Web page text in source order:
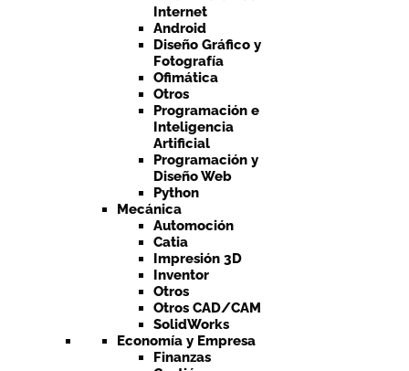
Internet
Android
Diseño Gráfico y
Fotografía
Ofimática
Otros
Programación e
Inteligencia
Artificial
Programación y
Diseño Web
Python
Mecánica
Automoción
Catia
Impresión 3D
Inventor
Otros
Otros CAD/CAM
SolidWorks
Economía y Empresa
Finanzas